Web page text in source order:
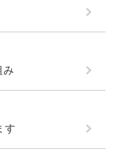
み
す